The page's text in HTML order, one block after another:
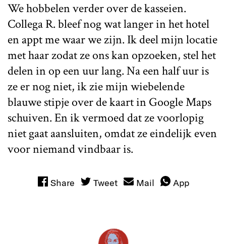
We hobbelen verder over de kasseien.
Collega R. bleef nog wat langer in het hotel
en appt me waar we zijn. Ik deel mijn locatie
met haar zodat ze ons kan opzoeken, stel het
delen in op een uur lang. Na een half uur is
ze er nog niet, ik zie mijn wiebelende
blauwe stipje over de kaart in Google Maps
schuiven. En ik vermoed dat ze voorlopig
niet gaat aansluiten, omdat ze eindelijk even
voor niemand vindbaar is.
Share Tweet Mail App